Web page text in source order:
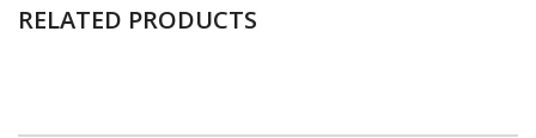
RELATED PRODUCTS